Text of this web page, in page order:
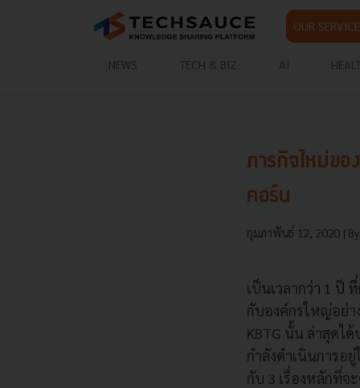
OUR SERVICE
NEWS TECH & BIZ AI
ภารกิจใหม่ขอ
คอร์น
กุมภาพันธ์ 12, 2020 |
เป็นเวลากว่า 1 ปี
กับองค์กรใหญ่อย่า
KBTG นั้น ล่าสุดไ
กำลังดำเนินการอ
กับ 3 เรื่องหลักที่จ